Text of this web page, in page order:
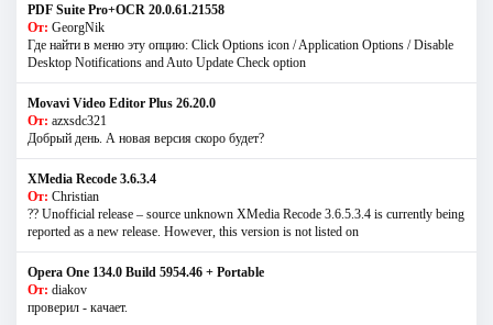
PDF Suite Pro+OCR 20.0.61.21558
От: GeorgNik
Где найти в меню эту опцию: Click Options icon / Application Options / Disable
Desktop Notifications and Auto Update Check option
Movavi Video Editor Plus 26.20.0
От: azxsdc321
Добрый день. А новая версия скоро будет?
XMedia Recode 3.6.3.4
От: Christian
?? Unofficial release – source unknown XMedia Recode 3.6.5.3.4 is currently being
reported as a new release. However, this version is not listed on
Opera One 134.0 Build 5954.46 + Portable
От: diakov
проверил - качает.